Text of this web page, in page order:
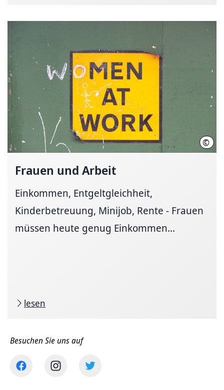
©
Frauen und Arbeit
Einkommen, Entgeltgleichheit,
Kinderbetreuung, Minijob, Rente - Frauen
müssen heute genug Einkommen...
lesen
Besuchen Sie uns auf